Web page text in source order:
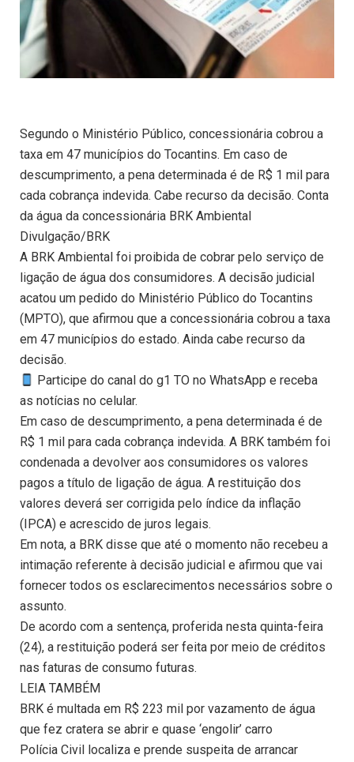
Segundo o Ministério Público, concessionária cobrou a
taxa em 47 municípios do Tocantins. Em caso de
descumprimento, a pena determinada é de R$ 1 mil para
cada cobrança indevida. Cabe recurso da decisão. Conta
da água da concessionária BRK Ambiental
Divulgação/BRK
A BRK Ambiental foi proibida de cobrar pelo serviço de
ligação de água dos consumidores. A decisão judicial
acatou um pedido do Ministério Público do Tocantins
(MPTO), que afirmou que a concessionária cobrou a taxa
em 47 municípios do estado. Ainda cabe recurso da
decisão.
Participe do canal do g1 TO no WhatsApp e receba
as notícias no celular.
Em caso de descumprimento, a pena determinada é de
R$ 1 mil para cada cobrança indevida. A BRK também foi
condenada a devolver aos consumidores os valores
pagos a título de ligação de água. A restituição dos
valores deverá ser corrigida pelo índice da inflação
(IPCA) e acrescido de juros legais.
Em nota, a BRK disse que até o momento não recebeu a
intimação referente à decisão judicial e afirmou que vai
fornecer todos os esclarecimentos necessários sobre o
assunto.
De acordo com a sentença, proferida nesta quinta-feira
(24), a restituição poderá ser feita por meio de créditos
nas faturas de consumo futuras.
LEIA TAMBÉM
BRK é multada em R$ 223 mil por vazamento de água
que fez cratera se abrir e quase ‘engolir’ carro
Polícia Civil localiza e prende suspeita de arrancar